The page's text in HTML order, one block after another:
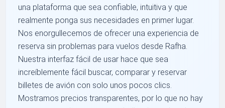
una plataforma que sea confiable, intuitiva y que
realmente ponga sus necesidades en primer lugar.
Nos enorgullecemos de ofrecer una experiencia de
reserva sin problemas para vuelos desde Rafha.
Nuestra interfaz fácil de usar hace que sea
increíblemente fácil buscar, comparar y reservar
billetes de avión con solo unos pocos clics.
Mostramos precios transparentes, por lo que no hay